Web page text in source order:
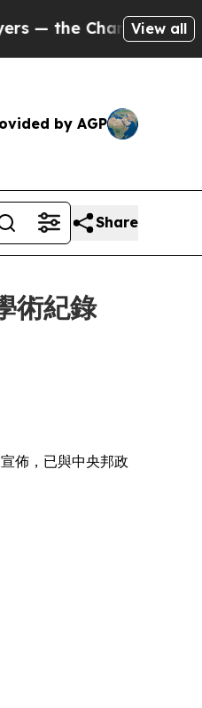
to Cash in on
View all
by AGP
Share
術紀錄
佈，已與中央邦政